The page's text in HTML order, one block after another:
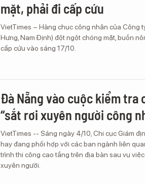
mặt, phải đi cấp cứu
VietTimes – Hàng chục công nhân của Công
Hưng, Nam Định) đột ngột chóng mặt, buồn
cấp cứu vào sáng 17/10.
Đà Nẵng vào cuộc kiểm
“sắt rơi xuyên người công
VietTimes -- Sáng ngày 4/10, Chi cục Giám
hay đang phối hợp với các ban ngành liên
trình thi công cao tầng trên địa bàn sau vụ
xuyên người.